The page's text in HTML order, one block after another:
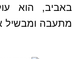
באביב, הוא
מתעבה ומבשיל